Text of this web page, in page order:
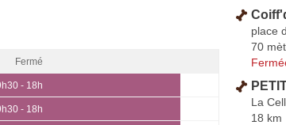
Fermé
- 18h
- 18h
place
70
La
18 km